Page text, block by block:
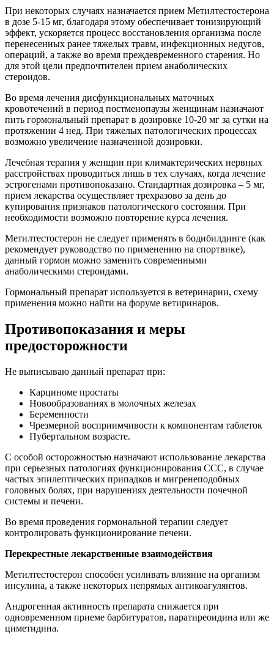
При некоторых случаях назначается прием Метилтестостерона
в дозе 5-15 мг, благодаря этому обеспечивает тонизирующий
эффект, ускоряется процесс восстановления организма после
перенесенных ранее тяжелых травм, инфекционных недугов,
операций, а также во время преждевременного старения. Но
для этой цели предпочтителен прием анаболических
стероидов.
Во время лечения дисфункциональных маточных
кровотечений в период постменопаузы женщинам назначают
пить гормональный препарат в дозировке 10-20 мг за сутки на
протяжении 4 нед. При тяжелых патологических процессах
возможно увеличение назначенной дозировки.
Лечебная терапия у женщин при климактерических нервных
расстройствах проводиться лишь в тех случаях, когда лечение
эстрогенами противопоказано. Стандартная дозировка – 5 мг,
прием лекарства осуществляет трехразово за день до
купирования признаков патологического состояния. При
необходимости возможно повторение курса лечения.
Метилтестостерон не следует применять в бодибилдинге (как
рекомендует руководство по применению на спортвике),
данный гормон можно заменить современными
анаболическими стероидами.
Гормональный препарат используется в ветеринарии, схему
применения можно найти на форуме ветиринаров.
Противопоказания и меры
предосторожности
Не выписываю данный препарат при:
Карциноме простаты
Новообразованиях в молочных железах
Беременности
Чрезмерной восприимчивости к компонентам таблеток
Пубертальном возрасте.
С особой осторожностью назначают использование лекарства
при серьезных патологиях функционирования ССС, в случае
частых эпилептических припадков и мигренеподобных
головных болях, при нарушениях деятельности почечной
системы и печени.
Во время проведения гормональной терапии следует
контролировать функционирование печени.
Перекрестные лекарственные взаимодействия
Метилтестостерон способен усиливать влияние на организм
инсулина, а также некоторых непрямых антикоагулянтов.
Андрогенная активность препарата снижается при
одновременном приеме барбитуратов, паратиреоидина или же
циметидина.